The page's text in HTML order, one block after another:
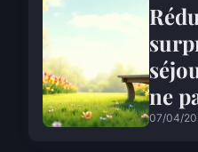
ne
07/04/